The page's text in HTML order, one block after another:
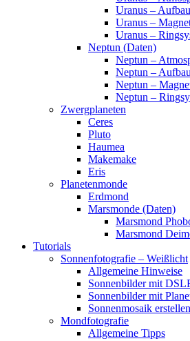
Uranus – Aufbau
Uranus –
Uranus –
Neptun (Daten)
Neptun –
Neptun – Aufbau
Neptun –
Neptun –
Zwergplaneten
Ceres
Pluto
Haumea
Makemake
Eris
Planetenmonde
Erdmond
Marsmonde (Daten)
Marsmond
Marsmond
Tutorials
Sonnenfotografie – Weißlicht
Allgemeine Hinweise
Sonnenbilder mit
Sonnenbilder mit
Sonnenmosaik erstellen
Mondfotografie
Allgemeine Tipps